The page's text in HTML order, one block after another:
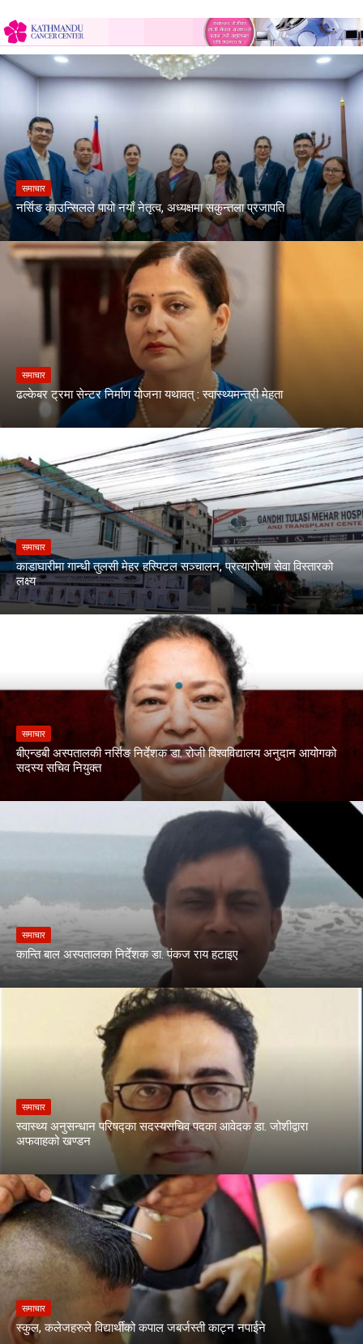
समाचार
नर्सिङ काउन्सिलले पायो नयाँ नेतृत्व, अध्यक्षमा सकुन्तला प्रजापति
समाचार
ढल्केबर ट्रमा सेन्टर निर्माण योजना यथावत् : स्वास्थ्यमन्त्री मेहता
समाचार
काडाघारीमा गान्धी तुलसी मेहर हस्पिटल सञ्चालन, प्रत्यारोपण सेवा विस्तारको
लक्ष्य
समाचार
बीएन्डबी अस्पतालकी नर्सिङ निर्देशक डा. रोजी विश्वविद्यालय अनुदान आयोगको
सदस्य सचिव नियुक्त
समाचार
कान्ति बाल अस्पतालका निर्देशक डा. पंकज राय हटाइए
समाचार
स्वास्थ्य अनुसन्धान परिषद्का सदस्यसचिव पदका आवेदक डा. जोशीद्वारा
अफवाहको खण्डन
समाचार
स्कुल, कलेजहरुले विद्यार्थीको कपाल जबर्जस्ती काट्न नपाईने